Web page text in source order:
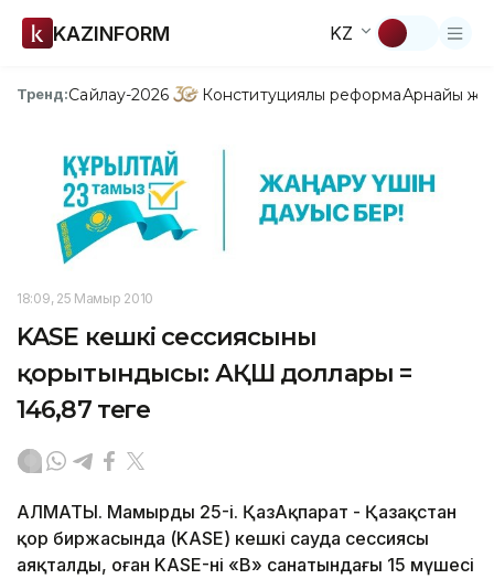
KAZINFORM KZ
Тренд:Сайлау-2026 Конституциялық реформаАрнайы
18:09, 25 Мамыр 2010
KASE кешкі сессиясының
қорытындысы: АҚШ доллары =
146,87 теңге
АЛМАТЫ. Мамырдың 25-і. ҚазАқпарат - Қазақстан
қор биржасында (KASE) кешкі сауда сессиясы
аяқталды, оған KASE-нің «В» санатындағы 15 мүшесі